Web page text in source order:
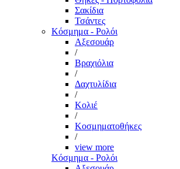
Σακίδια
Τσάντες
Κόσμημα - Ρολόι
Αξεσουάρ
/
Βραχιόλια
/
Δαχτυλίδια
/
Κολιέ
/
Κοσμηματοθήκες
/
view more
Κόσμημα - Ρολόι